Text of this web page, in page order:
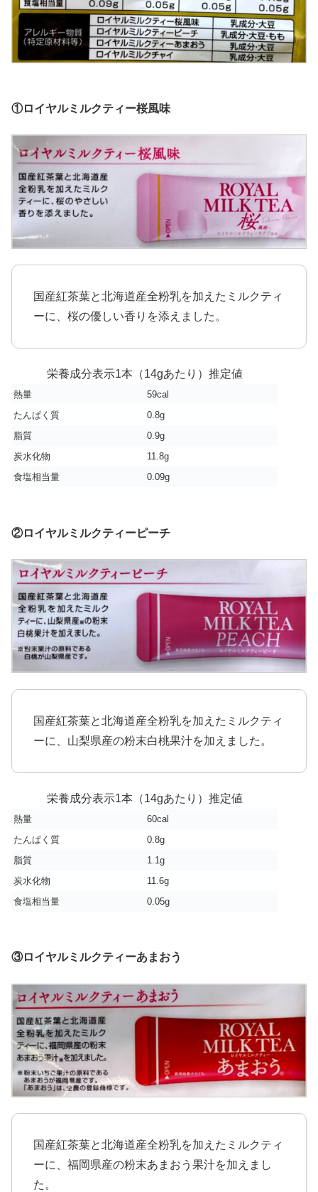
①ロイヤルミルクティー桜風味
国産紅茶葉と北海道産全粉乳を加えたミルクティ
ーに、桜の優しい香りを添えました。
栄養成分表示1本（14gあたり）推定値
熱量
59cal
たんぱく質
0.8g
脂質
0.9g
炭水化物
11.8g
食塩相当量
0.09g
②ロイヤルミルクティーピーチ
国産紅茶葉と北海道産全粉乳を加えたミルクティ
ーに、山梨県産の粉末白桃果汁を加えました。
栄養成分表示1本（14gあたり）推定値
熱量
60cal
たんぱく質
0.8g
脂質
1.1g
炭水化物
11.6g
食塩相当量
0.05g
③ロイヤルミルクティーあまおう
国産紅茶葉と北海道産全粉乳を加えたミルクティ
ーに、福岡県産の粉末あまおう果汁を加えまし
た。